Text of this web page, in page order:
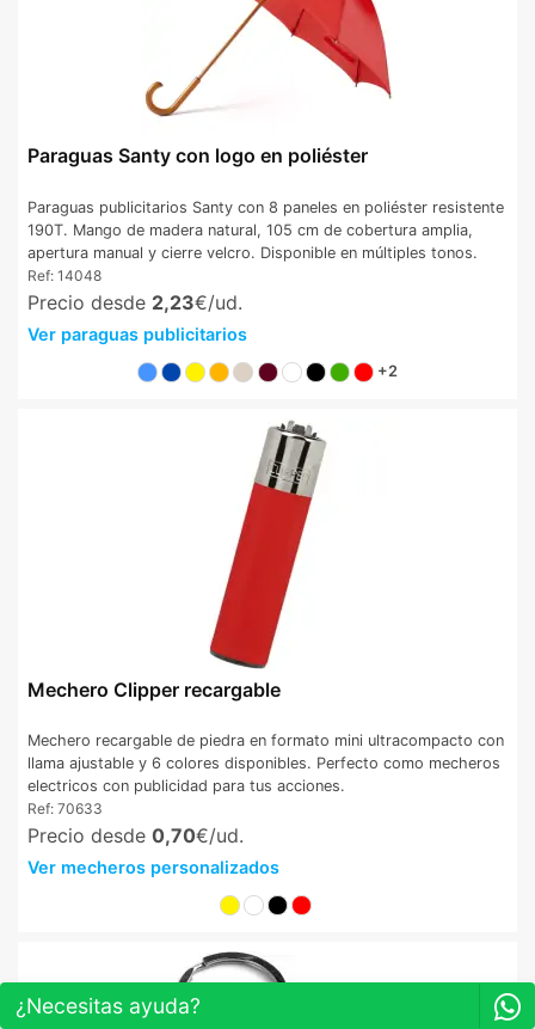
Paraguas Santy con logo en poliéster
Paraguas publicitarios Santy con 8 paneles en poliéster resistente
190T. Mango de madera natural, 105 cm de cobertura amplia,
apertura manual y cierre velcro. Disponible en múltiples tonos.
Ref: 14048
Precio desde 2,23€/ud.
Ver paraguas publicitarios
+2
Mechero Clipper recargable
Mechero recargable de piedra en formato mini ultracompacto con
llama ajustable y 6 colores disponibles. Perfecto como mecheros
electricos con publicidad para tus acciones.
Ref: 70633
Precio desde 0,70€/ud.
Ver mecheros personalizados
¿Necesitas ayuda?